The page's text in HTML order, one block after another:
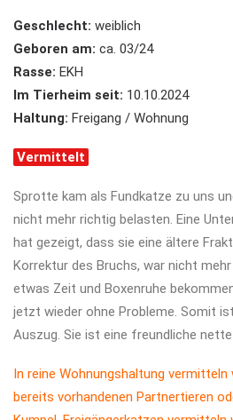
Geschlecht: weiblich
Geboren am: ca. 03/24
Rasse: EKH
Im Tierheim seit: 10.10.2024
Haltung: Freigang / Wohnung
Vermittelt
Sprotte kam als Fundkatze zu uns
nicht mehr richtig belasten. Eine
hat gezeigt, dass sie eine ältere
Korrektur des Bruchs, war nicht
etwas Zeit und Boxenruhe
jetzt wieder ohne Probleme. Somit
Auszug. Sie ist eine freundliche
In reine Wohnungshaltung
bereits vorhandenen Partnertieren